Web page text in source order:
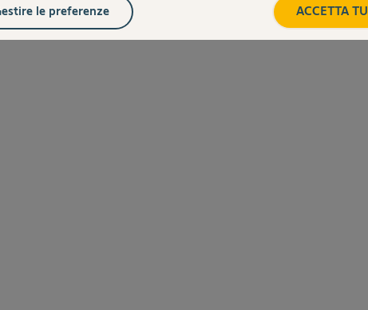
ACCETTA
le preferenze